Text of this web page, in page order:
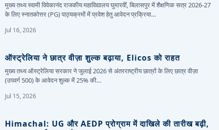
मुख्य तथ्य स्वामी विवेकानंद राजकीय महाविद्यालय घुमारवीं, बिलासपुर में शैक्षणिक सत्र 2026-27
के लिए स्नातकोत्तर (PG) पाठ्यक्रमों में प्रवेश हेतु आवेदन प्रक्रिया…
Jul 16, 2026
ऑस्ट्रेलिया ने छात्र वीज़ा शुल्क बढ़ाया, Elicos को राहत
मुख्य तथ्य ऑस्ट्रेलिया सरकार ने जुलाई 2026 से अंतरराष्ट्रीय छात्रों के लिए छात्र वीज़ा
(उपवर्ग 500) के आवेदन शुल्क में 25% की…
Jul 15, 2026
Himachal: UG और AEDP प्रोग्राम में दाखिले की तारीख बढ़ी,